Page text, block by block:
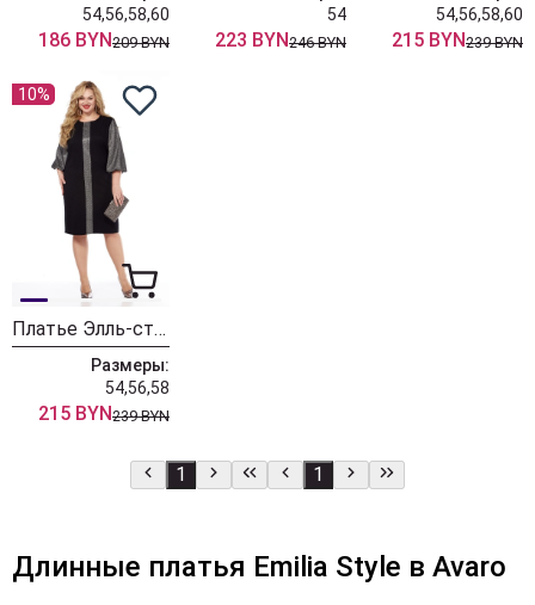
54,56,58,60
186 BYN209 BYN
54
223 BYN246 BYN
54,56,58,60
215 BYN239 BYN
10%
Платье Элль-стиль 2341
Размеры:
54,56,58
215 BYN239 BYN
1 1
Длинные платья Emilia Style в Avaro